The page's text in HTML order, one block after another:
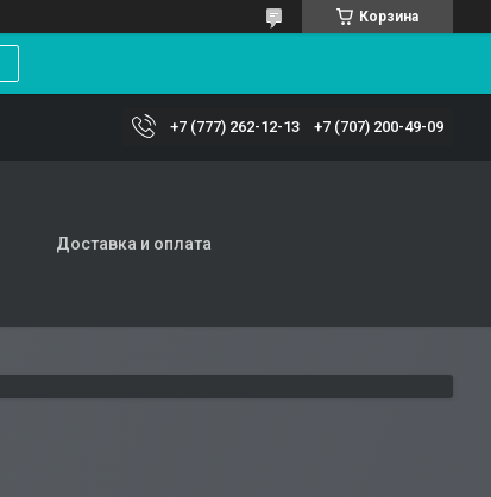
Корзина
+7 (777) 262-12-13 +7 (707) 200-49-09
Доставка и оплата